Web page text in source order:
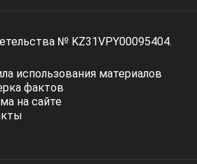
№ KZ31VPY00095404.
использования материалов
фактов
на сайте